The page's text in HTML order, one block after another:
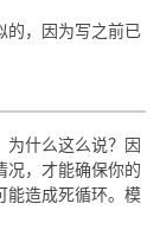
的，因为写之前已
为什么这么说？因
况，才能确保你的
能造成死循环。模